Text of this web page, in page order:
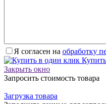
Я согласен на обработку
Закрыть окно
Запросить стоимость товара
Загрузка товара